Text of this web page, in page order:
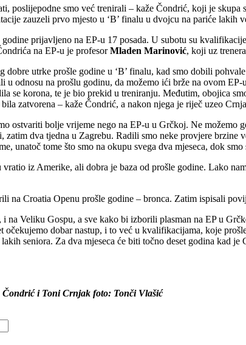
poslijepodne smo već trenirali – kaže Čondrić, koji je
zauzeli prvo mjesto u ‘B’ finalu u dvojcu na pariće lakih
prijavljeno na EP-u 17 posada. U subotu su
na EP-u je profesorMladen Marinović, koji uz trenera
dobre utrke prošle godine u ‘B’ finalu, kad smo dobili
u odnosu na prošlu godinu, da možemo ići brže na ovom
se korona, te je bio prekid u treniranju. Međutim, obojica
bila zatvorena – kaže Čondrić, a nakon njega je riječ uzeo
ostvariti bolje vrijeme nego na EP-u u Grčkoj. Ne
zatim dva tjedna u Zagrebu. Radili smo neke provjere
unatoč tome što smo na okupu svega dva mjeseca, dok
iz Amerike, ali dobra je baza od prošle godine. Lako
na Croatia Openu prošle godine – bronca. Zatim ispisali
na Veliku Gospu, a sve kako bi izborili plasman na EP u
očekujemo dobar nastup, i to već u kvalifikacijama, koje
seniora. Za dva mjeseca će biti točno deset godina kad
Čondrić i Toni Crnjak foto: Tonči Vlašić